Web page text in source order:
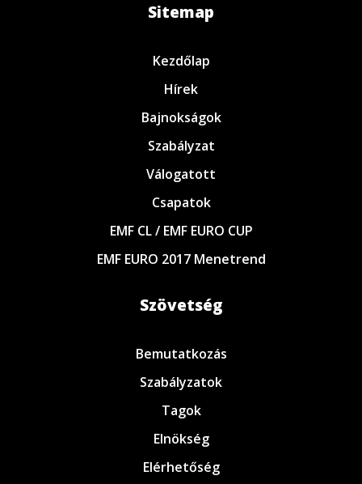
Sitemap
Kezdőlap
Hírek
Bajnokságok
Szabályzat
Válogatott
Csapatok
EMF CL / EMF EURO CUP
EMF EURO 2017 Menetrend
Szövetség
Bemutatkozás
Szabályzatok
Tagok
Elnökség
Elérhetőség